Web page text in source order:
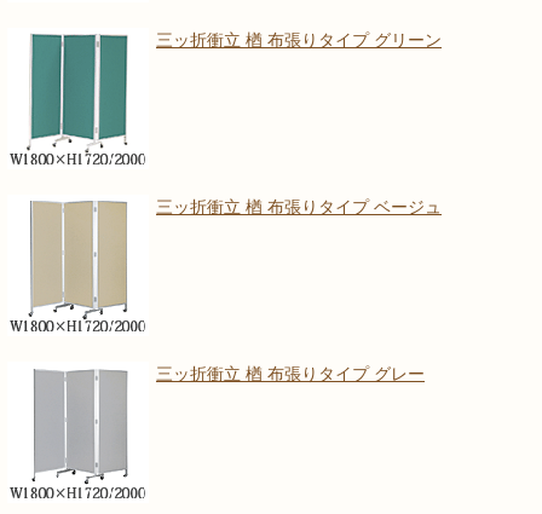
三ッ折衝立 楢 布張りタイプ グリーン
三ッ折衝立 楢 布張りタイプ ベージュ
三ッ折衝立 楢 布張りタイプ グレー